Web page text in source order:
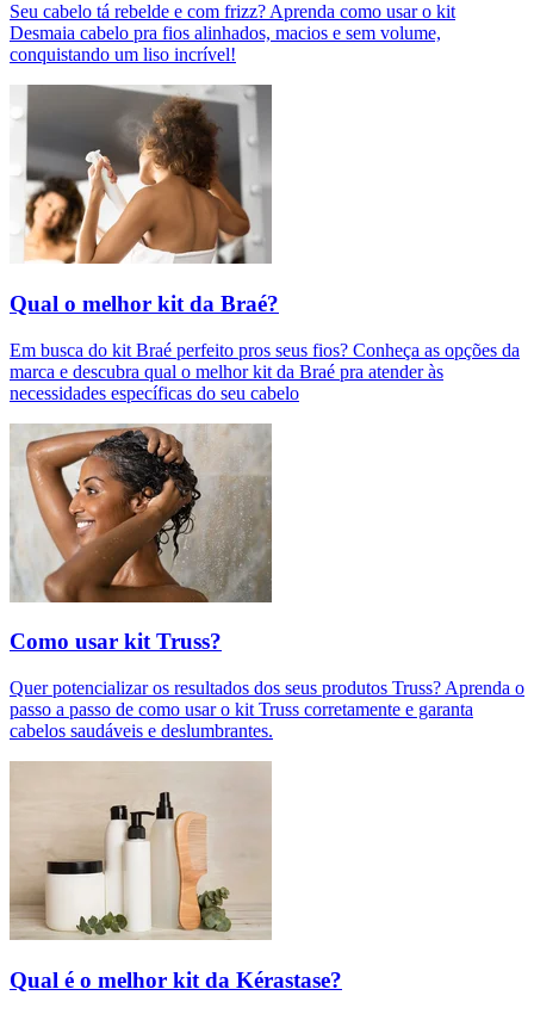
Seu cabelo tá rebelde e com frizz? Aprenda como usar o kit
Desmaia cabelo pra fios alinhados, macios e sem volume,
conquistando um liso incrível!
Qual o melhor kit da Braé?
Em busca do kit Braé perfeito pros seus fios? Conheça as opções da
marca e descubra qual o melhor kit da Braé pra atender às
necessidades específicas do seu cabelo
Como usar kit Truss?
Quer potencializar os resultados dos seus produtos Truss? Aprenda o
passo a passo de como usar o kit Truss corretamente e garanta
cabelos saudáveis e deslumbrantes.
Qual é o melhor kit da Kérastase?